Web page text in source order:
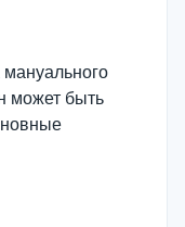
может быть